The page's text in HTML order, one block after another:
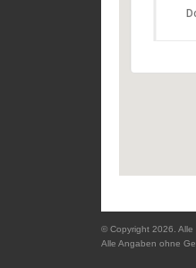
© Copyright 2026.
Alle Angaben ohne